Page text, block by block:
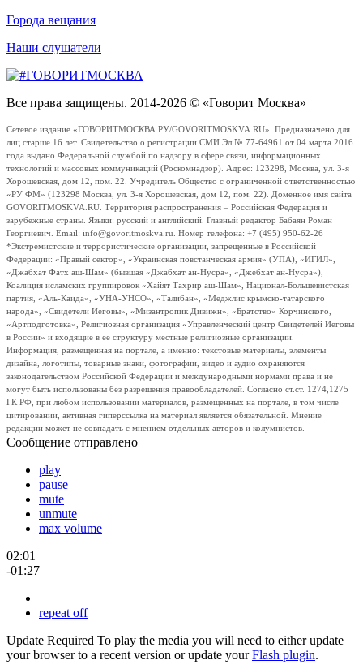
Города вещания
Наши слушатели
Все права защищены. 2014-2026 © «Говорит Москва»
Сетевое издание «ГОВОРИТМОСКВА.РУ/GOVORITMOSKVA.RU». Предназначено для
лиц старше 16 лет. Свидетельство о регистрации СМИ Эл № 77-64961 от 04 марта 2016
года выдано Федеральной службой по надзору в сфере связи, информационных
технологий и массовых коммуникаций (Роскомнадзор). Адрес: 123298, Москва, ул. 3-я
Хорошевская, дом 12, пом. 22. Учредитель Общество с ограниченной ответственностью
«РУ ФМ» (123298 Москва, ул. 3-я Хорошевская, дом 12, пом. 22). Доменное имя сайта
GOVORITMOSKVA.RU. Территория распространения – Российская Федерация и
зарубежные страны. Языки: русский и английский. Главный редактор Бабаян Роман
Георгиевич. Email: info@govoritmoskva.ru. Номер телефона: +7 (495) 950-62-26
*Экстремистские и террористические организации, запрещенные в Российской
Федерации: «Правый сектор», «Украинская повстанческая армия» (УПА), «ИГИЛ»,
«Джабхат Фатх аш-Шам» (бывшая «Джабхат ан-Нусра», «Джебхат ан-Нусра»),
Коалиция исламских группировок «Хайят Тахрир аш-Шам», Национал-Большевистская
партия, «Аль-Каида», «УНА-УНСО», «Талибан», «Меджлис крымско-татарского
народа», «Свидетели Иеговы», «Мизантропик Дивижн», «Братство» Корчинского,
«Артподготовка», Религиозная организация «Управленческий центр Свидетелей Иеговы
в России» и входящие в ее структуру местные религиозные организации.
Информация, размещенная на портале, а именно: текстовые материалы, элементы
дизайна, логотипы, товарные знаки, фотографии, видео и аудио охраняются
законодательством Российской Федерации и международными нормами права и не
могут быть использованы без разрешения правообладателей. Согласно ст.ст. 1274,1275
ГК РФ, при любом использовании материалов, размещенных на портале, в том числе
цитировании, активная гиперссылка на материал является обязательной. Мнение
редакции может не совпадать с мнением отдельных авторов и колумнистов.
Сообщение отправлено
play
pause
mute
unmute
max volume
02:01
-01:27
repeat off
Update Required To play the media you will need to either update
your browser to a recent version or update yourFlash plugin.